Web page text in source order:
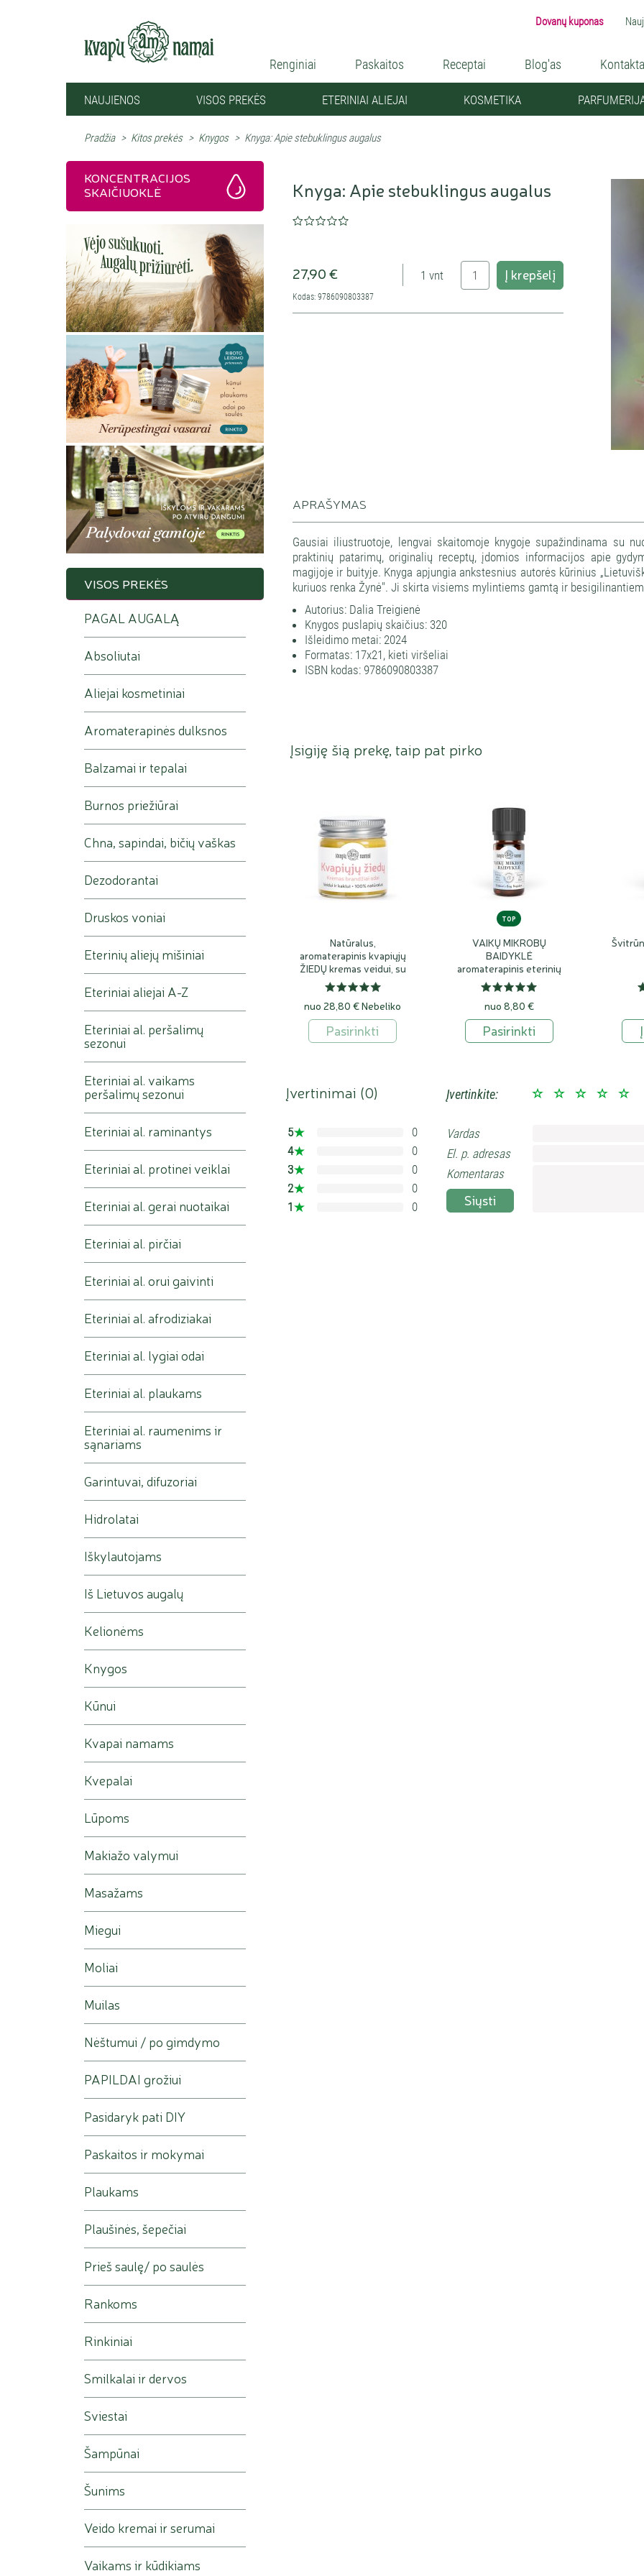
Dovanų kuponas
Renginiai Paskaitos Receptai Blog'as
NAUJIENOS VISOS PREKĖS ETERINIAI ALIEJAI KOSMETIKA
Pradžia > Kitos prekės > Knygos > Knyga: Apie stebuklingus augalus
Knyga: Apie stebuklingus augalus
27,90 € 1 vnt Į krepšelį
Kodas: 9786090803387
APRAŠYMAS
Gausiai iliustruotoje, lengvai skaitomoje knygoje supažindinama su
praktinių patarimų, originalių receptų, įdomios informacijos apie
magijoje ir buityje. Knyga apjungia ankstesnius autorės kūrinius
kuriuos renka Žynė". Ji skirta visiems mylintiems gamtą ir
Autorius: Dalia Treigienė
Knygos puslapių skaičius: 320
Išleidimo metai: 2024
Formatas: 17x21, kieti viršeliai
ISBN kodas: 9786090803387
Įsigiję šią prekę, taip pat pirko
Natūralus,
aromaterapinis kvapiųjų
ŽIEDŲ kremas veidui, su
bičių vašku
nuo 28,80 €Nebeliko
Pasirinkti
TOP
VAIKŲ MIKROBŲ
BAIDYKLĖ
aromaterapinis eterinių
aliejų mišinys
nuo 8,80 €
Pasirinkti
Įvertinimai (0)
5
4
3
2
1
0
0
0
0
0
Įvertinkite:
Vardas
El. p. adresas
Komentaras
Siųsti
KONCENTRACIJOS
SKAIČIUOKLĖ
VISOS PREKĖS
PAGAL AUGALĄ
Absoliutai
Aliejai kosmetiniai
Aromaterapinės dulksnos
Balzamai ir tepalai
Burnos priežiūrai
Chna, sapindai, bičių vaškas
Dezodorantai
Druskos voniai
Eterinių aliejų mišiniai
Eteriniai aliejai A-Z
Eteriniai al. peršalimų
sezonui
Eteriniai al. vaikams
peršalimų sezonui
Eteriniai al. raminantys
Eteriniai al. protinei veiklai
Eteriniai al. gerai nuotaikai
Eteriniai al. pirčiai
Eteriniai al. orui gaivinti
Eteriniai al. afrodiziakai
Eteriniai al. lygiai odai
Eteriniai al. plaukams
Eteriniai al. raumenims ir
sąnariams
Garintuvai, difuzoriai
Hidrolatai
Iškylautojams
Iš Lietuvos augalų
Kelionėms
Knygos
Kūnui
Kvapai namams
Kvepalai
Lūpoms
Makiažo valymui
Masažams
Miegui
Moliai
Muilas
Nėštumui / po gimdymo
PAPILDAI grožiui
Pasidaryk pati DIY
Paskaitos ir mokymai
Plaukams
Plaušinės, šepečiai
Prieš saulę/ po saulės
Rankoms
Rinkiniai
Smilkalai ir dervos
Sviestai
Šampūnai
Šunims
Veido kremai ir serumai
Vaikams ir kūdikiams